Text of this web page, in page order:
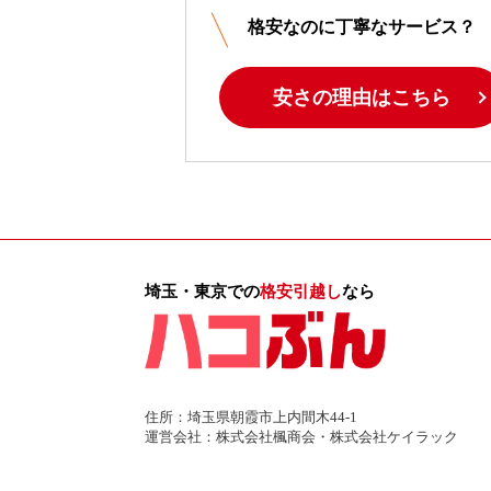
格安なのに丁寧なサービス？
安さの理由はこちら
埼玉・東京での格安引越しなら
住所：埼玉県朝霞市上内間木44-1
運営会社：株式会社楓商会・株式会社ケイラック